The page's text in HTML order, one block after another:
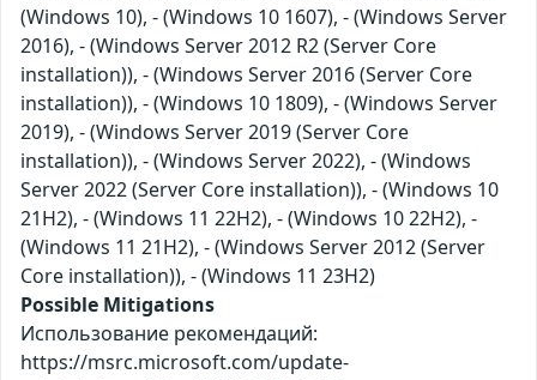
(Windows 10), - (Windows 10 1607), - (Windows Server
2016), - (Windows Server 2012 R2 (Server Core
installation)), - (Windows Server 2016 (Server Core
installation)), - (Windows 10 1809), - (Windows Server
2019), - (Windows Server 2019 (Server Core
installation)), - (Windows Server 2022), - (Windows
Server 2022 (Server Core installation)), - (Windows 10
21H2), - (Windows 11 22H2), - (Windows 10 22H2), -
(Windows 11 21H2), - (Windows Server 2012 (Server
Core installation)), - (Windows 11 23H2)
Possible Mitigations
Использование рекомендаций:
https://msrc.microsoft.com/update-